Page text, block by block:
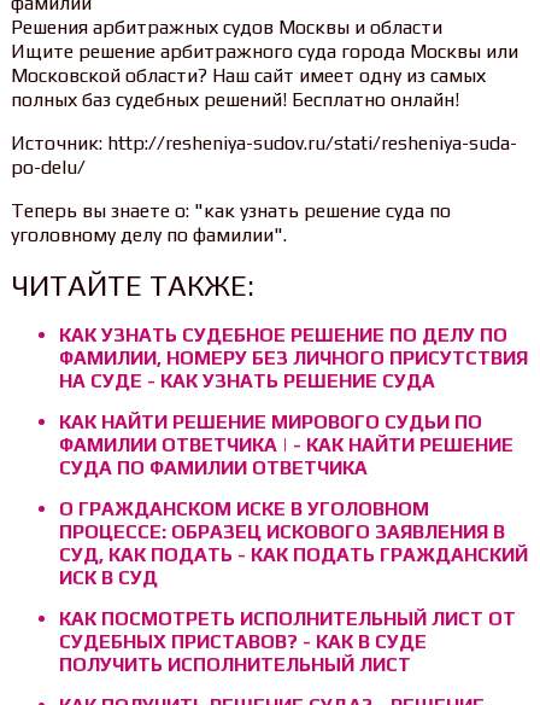
Решения арбитражных судов Москвы и области
Ищите решение арбитражного суда города Москвы или
Московской области? Наш сайт имеет одну из самых
полных баз судебных решений! Бесплатно онлайн!
Источник: http://resheniya-sudov.ru/stati/resheniya-suda-
po-delu/
Теперь вы знаете о: "как узнать решение суда по
уголовному делу по фамилии".
ЧИТАЙТЕ ТАКЖЕ:
КАК УЗНАТЬ СУДЕБНОЕ РЕШЕНИЕ ПО ДЕЛУ ПО
ФАМИЛИИ, НОМЕРУ БЕЗ ЛИЧНОГО ПРИСУТСТВИЯ
НА СУДЕ - КАК УЗНАТЬ РЕШЕНИЕ СУДА
КАК НАЙТИ РЕШЕНИЕ МИРОВОГО СУДЬИ ПО
ФАМИЛИИ ОТВЕТЧИКА | - КАК НАЙТИ РЕШЕНИЕ
СУДА ПО ФАМИЛИИ ОТВЕТЧИКА
О ГРАЖДАНСКОМ ИСКЕ В УГОЛОВНОМ
ПРОЦЕССЕ: ОБРАЗЕЦ ИСКОВОГО ЗАЯВЛЕНИЯ В
СУД, КАК ПОДАТЬ - КАК ПОДАТЬ ГРАЖДАНСКИЙ
ИСК В СУД
КАК ПОСМОТРЕТЬ ИСПОЛНИТЕЛЬНЫЙ ЛИСТ ОТ
СУДЕБНЫХ ПРИСТАВОВ? - КАК В СУДЕ
ПОЛУЧИТЬ ИСПОЛНИТЕЛЬНЫЙ ЛИСТ